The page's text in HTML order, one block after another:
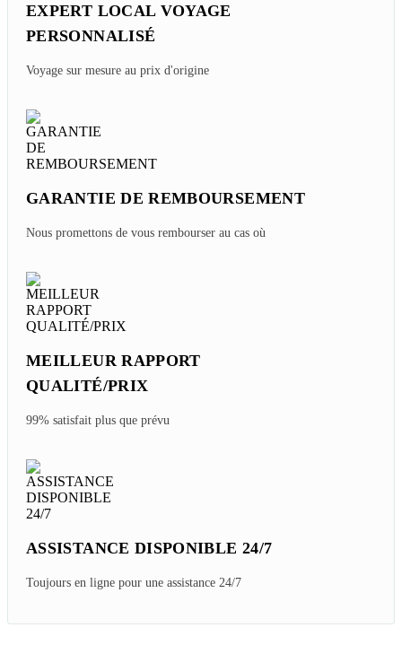
EXPERT LOCAL VOYAGE
PERSONNALISÉ
Voyage sur mesure au prix d'origine
GARANTIE DE REMBOURSEMENT
Nous promettons de vous rembourser au cas où
MEILLEUR RAPPORT
QUALITÉ/PRIX
99% satisfait plus que prévu
ASSISTANCE DISPONIBLE 24/7
Toujours en ligne pour une assistance 24/7